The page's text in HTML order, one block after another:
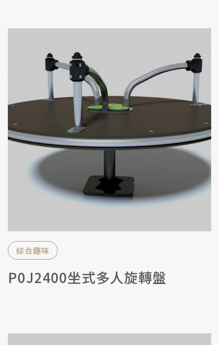
綜合趣味
P0J2400坐式多人旋轉盤